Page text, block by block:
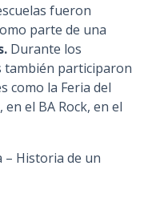
fueron
parte de una
Durante los
también participaron
como la Feria del
el BA Rock, en el
– Historia de un